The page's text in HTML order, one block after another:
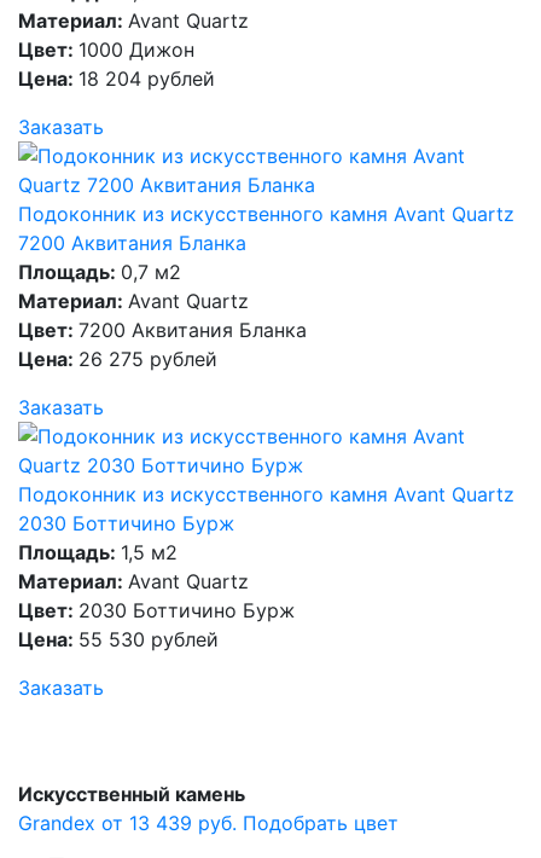
Материал: Avant Quartz
Цвет: 1000 Дижон
Цена: 18 204 рублей
Заказать
Подоконник из искусственного камня Avant Quartz
7200 Аквитания Бланка
Площадь: 0,7 м2
Материал: Avant Quartz
Цвет: 7200 Аквитания Бланка
Цена: 26 275 рублей
Заказать
Подоконник из искусственного камня Avant Quartz
2030 Боттичино Бурж
Площадь: 1,5 м2
Материал: Avant Quartz
Цвет: 2030 Боттичино Бурж
Цена: 55 530 рублей
Заказать
Искусственный камень
Grandex от 13 439 руб. Подобрать цвет